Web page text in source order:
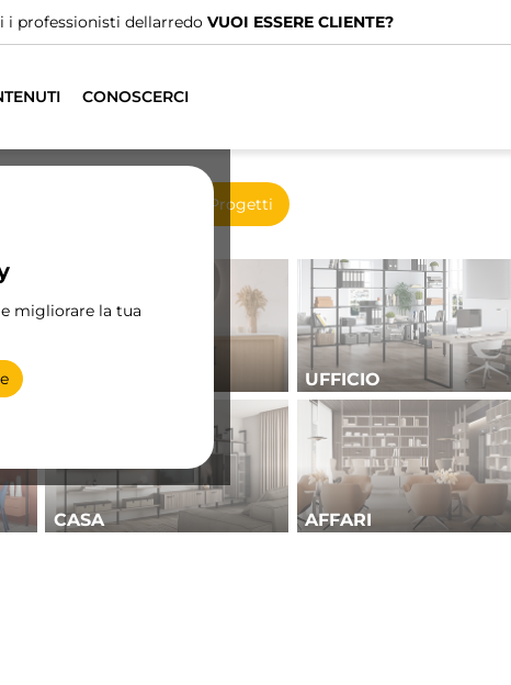
distributori specializzati.TROVA IL PIÙ VICINO
CONOSCERCI
migliorare la tua
Progetti
UFFICIO
CASA AFFARI